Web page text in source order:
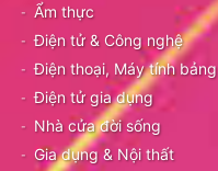
Ẩm thực
Điện tử & Công nghệ
Điện thoại, Máy tính bảng
Điện tử gia dụng
Nhà cửa đời sống
Gia dụng & Nội thất